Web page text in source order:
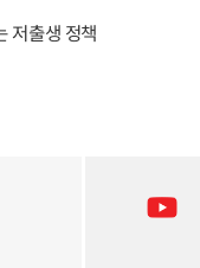
저출생 정책